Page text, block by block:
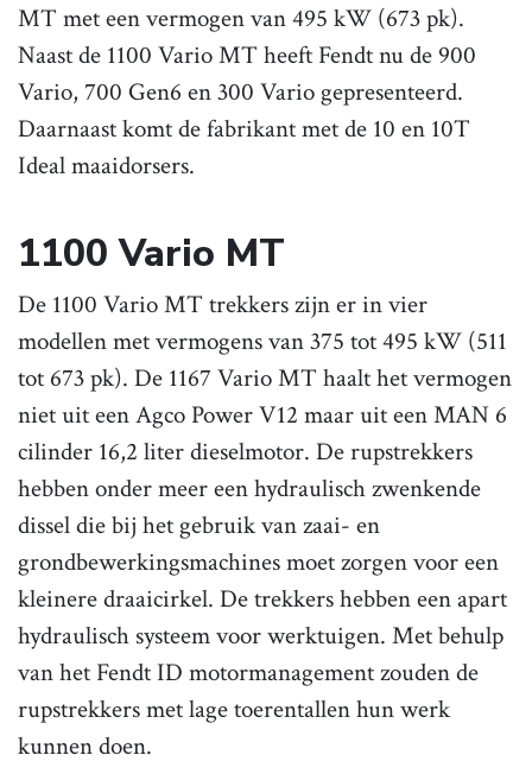
MT met een vermogen van 495 kW (673 pk).
Naast de 1100 Vario MT heeft Fendt nu de 900
Vario, 700 Gen6 en 300 Vario gepresenteerd.
Daarnaast komt de fabrikant met de 10 en 10T
Ideal maaidorsers.
1100 Vario MT
De 1100 Vario MT trekkers zijn er in vier
modellen met vermogens van 375 tot 495 kW (511
tot 673 pk). De 1167 Vario MT haalt het vermogen
niet uit een Agco Power V12 maar uit een MAN 6
cilinder 16,2 liter dieselmotor. De rupstrekkers
hebben onder meer een hydraulisch zwenkende
dissel die bij het gebruik van zaai- en
grondbewerkingsmachines moet zorgen voor een
kleinere draaicirkel. De trekkers hebben een apart
hydraulisch systeem voor werktuigen. Met behulp
van het Fendt ID motormanagement zouden de
rupstrekkers met lage toerentallen hun werk
kunnen doen.